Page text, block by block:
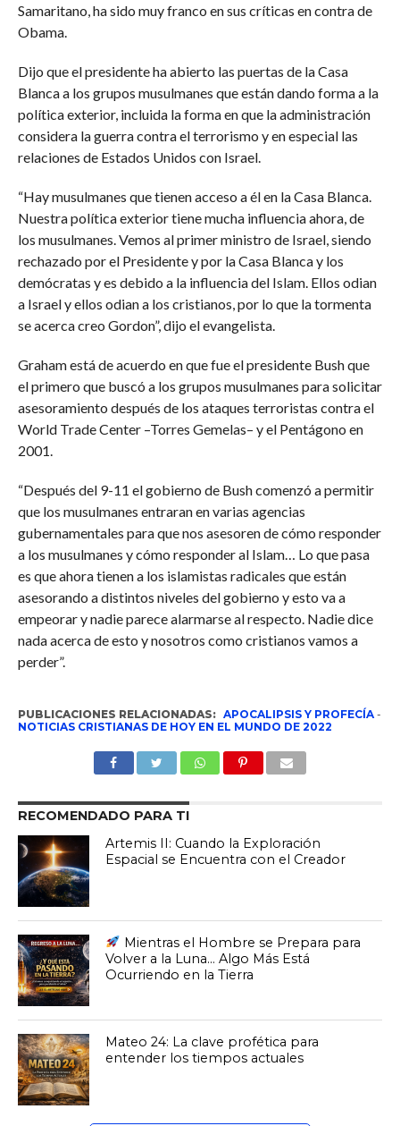
Samaritano, ha sido muy franco en sus críticas en contra de
Obama.
Dijo que el presidente ha abierto las puertas de la Casa
Blanca a los grupos musulmanes que están dando forma a la
política exterior, incluida la forma en que la administración
considera la guerra contra el terrorismo y en especial las
relaciones de Estados Unidos con Israel.
“Hay musulmanes que tienen acceso a él en la Casa Blanca.
Nuestra política exterior tiene mucha influencia ahora, de
los musulmanes. Vemos al primer ministro de Israel, siendo
rechazado por el Presidente y por la Casa Blanca y los
demócratas y es debido a la influencia del Islam. Ellos odian
a Israel y ellos odian a los cristianos, por lo que la tormenta
se acerca creo Gordon”, dijo el evangelista.
Graham está de acuerdo en que fue el presidente Bush que
el primero que buscó a los grupos musulmanes para solicitar
asesoramiento después de los ataques terroristas contra el
World Trade Center –Torres Gemelas– y el Pentágono en
2001.
“Después del 9-11 el gobierno de Bush comenzó a permitir
que los musulmanes entraran en varias agencias
gubernamentales para que nos asesoren de cómo responder
a los musulmanes y cómo responder al Islam… Lo que pasa
es que ahora tienen a los islamistas radicales que están
asesorando a distintos niveles del gobierno y esto va a
empeorar y nadie parece alarmarse al respecto. Nadie dice
nada acerca de esto y nosotros como cristianos vamos a
perder”.
PUBLICACIONES RELACIONADAS: APOCALIPSIS Y PROFECÍA-
NOTICIAS CRISTIANAS DE HOY EN EL MUNDO DE 2022
RECOMENDADO PARA TI
Artemis II: Cuando la Exploración
Espacial se Encuentra con el Creador
Mientras el Hombre se Prepara para
Volver a la Luna… Algo Más Está
Ocurriendo en la Tierra
Mateo 24: La clave profética para
entender los tiempos actuales